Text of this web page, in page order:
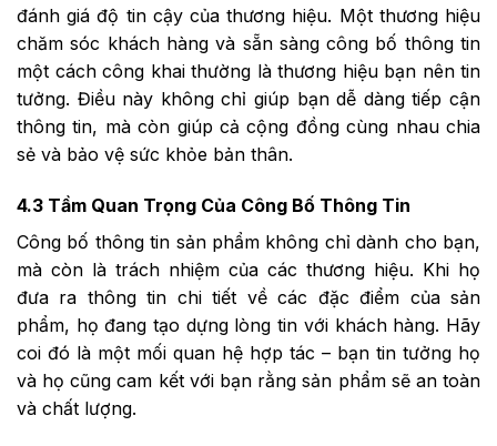
đánh giá độ tin cậy của thương hiệu. Một thương hiệu
chăm sóc khách hàng và sẵn sàng công bố thông tin
một cách công khai thường là thương hiệu bạn nên tin
tưởng. Điều này không chỉ giúp bạn dễ dàng tiếp cận
thông tin, mà còn giúp cả cộng đồng cùng nhau chia
sẻ và bảo vệ sức khỏe bản thân.
4.3 Tầm Quan Trọng Của Công Bố Thông Tin
Công bố thông tin sản phẩm không chỉ dành cho bạn,
mà còn là trách nhiệm của các thương hiệu. Khi họ
đưa ra thông tin chi tiết về các đặc điểm của sản
phẩm, họ đang tạo dựng lòng tin với khách hàng. Hãy
coi đó là một mối quan hệ hợp tác – bạn tin tưởng họ
và họ cũng cam kết với bạn rằng sản phẩm sẽ an toàn
và chất lượng.